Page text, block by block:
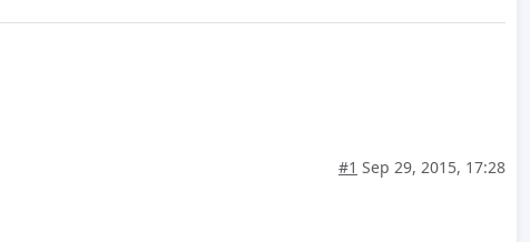
#1 Sep 29, 2015, 17:28